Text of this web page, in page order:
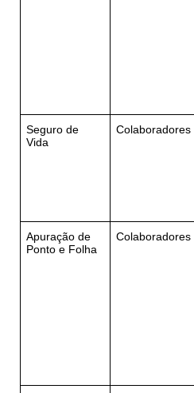
Seguro de
Vida
Colaboradores
Apuração de
Ponto e Folha
Colaboradores